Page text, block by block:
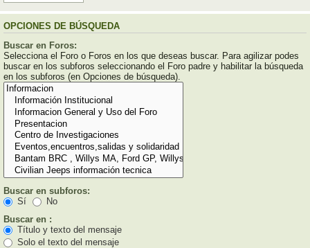
OPCIONES DE BÚSQUEDA
Buscar en Foros:
Selecciona el Foro o Foros en los que deseas buscar. Para agilizar podes
buscar en los subforos seleccionando el Foro padre y habilitar la búsqueda
en los subforos (en Opciones de búsqueda).
Buscar en subforos:
Sí
No
Buscar en :
Título y texto del mensaje
Solo el texto del mensaje